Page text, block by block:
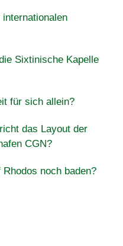
Sixtinische Kapelle
für sich allein?
das Layout der
CGN?
noch baden?